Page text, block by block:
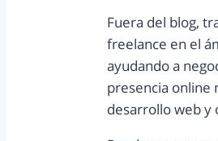
Fuera del blog,
freelance en el
ayudando a
presencia online
desarrollo web y